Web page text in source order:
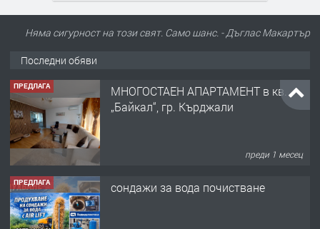
Няма сигурност на този свят. Само шанс. - Дъглас Макартър
Последни обяви
ПРЕДЛАГА
МНОГОСТАЕН АПАРТАМЕНТ в кв.
„Байкал“, гр. Кърджали
преди 1 месец
ПРЕДЛАГА сондажи за вода почистване